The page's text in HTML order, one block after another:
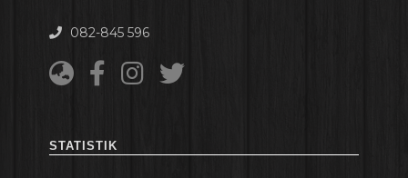
082-845 596
STATISTIK